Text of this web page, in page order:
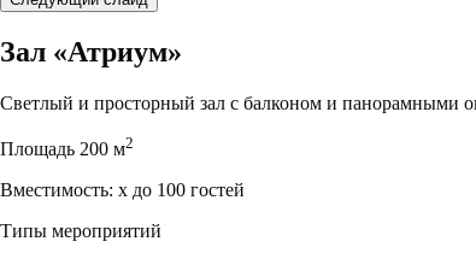
Зал «Атриум»
Cветлый и просторный зал с балконом и панорамными
Площадь 200 м2
Вместимость: x до 100 гостей
Типы мероприятий